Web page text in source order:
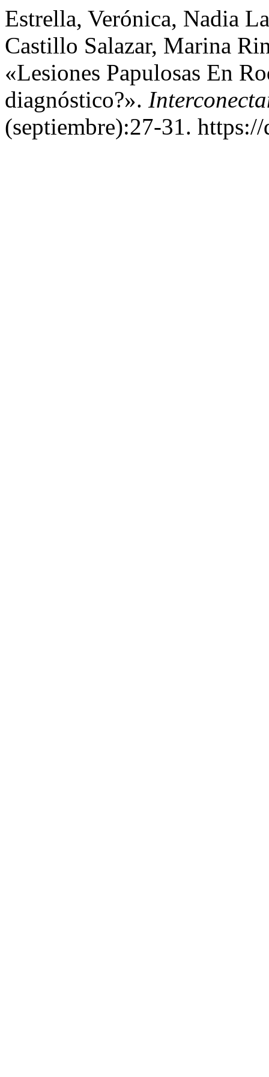
Estrella, Verónica, Nadia
Castillo Salazar, Marina
«Lesiones Papulosas En
diagnóstico?».
(septiembre):27-31.